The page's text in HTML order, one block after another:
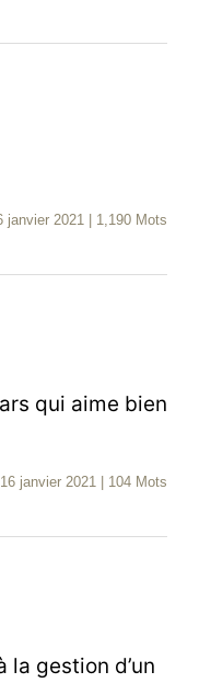
janvier 2021 1,190 Mots
qui aime bien
16 janvier 2021 104 Mots
gestion d’un